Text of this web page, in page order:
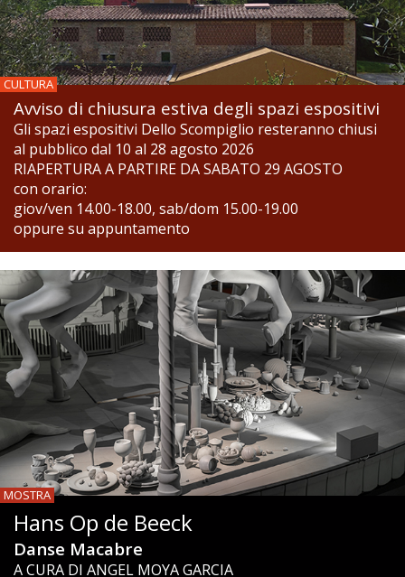
CULTURA
Avviso di chiusura estiva degli spazi espositivi
Gli spazi espositivi Dello Scompiglio resteranno chiusi
al pubblico dal 10 al 28 agosto 2026
RIAPERTURA A PARTIRE DA SABATO 29 AGOSTO
con orario:
giov/ven 14.00-18.00, sab/dom 15.00-19.00
oppure su appuntamento
MOSTRA
Hans Op de Beeck
Danse Macabre
A CURA DI ANGEL MOYA GARCIA